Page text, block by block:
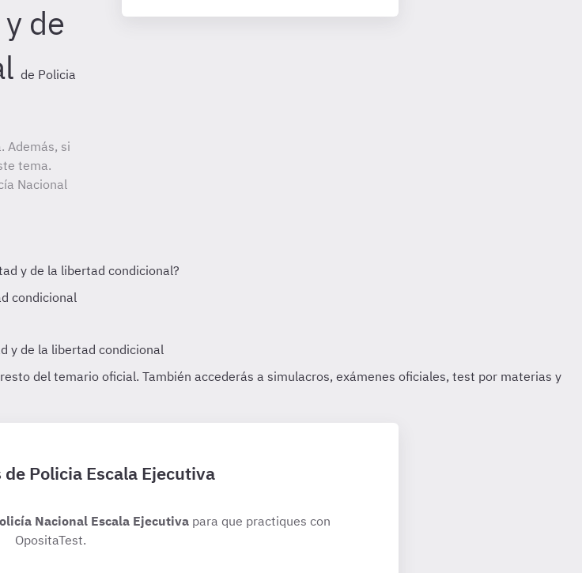
de
de Policia
Además, si
tema.
Nacional
Policia Escala Ejecutiva
Nacional Escala Ejecutivapara que practiques con
OpositaTest.